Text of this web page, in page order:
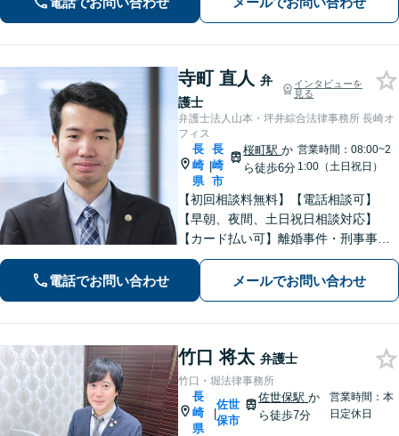
が肝要です。
寺町 直人 弁
護士
インタビューを
見る
弁護士法人山本・坪井綜合法律事務所 長崎オ
フィス
長
崎
県
|
長
崎
市
桜町駅か
ら徒歩6分
営業時間：08:00~2
1:00（土日祝日）
【初回相談料無料】【電話相談可】
【早朝、夜間、土日祝日相談対応】
【カード払い可】離婚事件・刑事事
件・交通事故の専門弁護士があなたの
お悩みを解決いたします。一人で悩ま
ずに新たな一歩をわたしたちと。
電話でお問い合わせ メールでお問い合わせ
竹口 将太 弁護士
竹口・堀法律事務所
長
崎
県
|
佐世
保市
佐世保駅か
ら徒歩7分
営業時間：本
日定休日